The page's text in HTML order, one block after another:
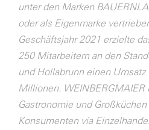
unter den Marken
oder als Eigenmarke
Geschäftsjahr 2021 erzielte
250 Mitarbeitern an den
und Hollabrunn einen Umsatz
Millionen. WEINBERGMAIER
Gastronomie und
Konsumenten via